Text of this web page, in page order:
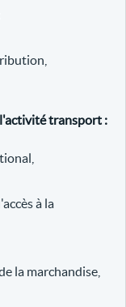
transport :
à la
la marchandise,